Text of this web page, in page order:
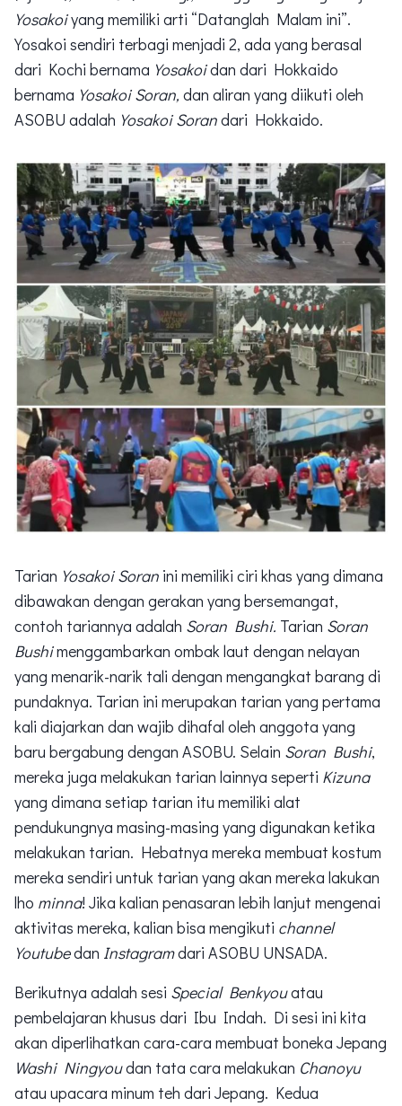
Yosakoiyang memiliki arti “Datanglah Malam ini”.
Yosakoi sendiri terbagi menjadi 2, ada yang berasal
dari Kochi bernama Yosakoidan dari Hokkaido
bernama Yosakoi Soran, dan aliran yang diikuti oleh
ASOBU adalah Yosakoi Sorandari Hokkaido.
Tarian Yosakoi Soran ini memiliki ciri khas yang dimana
dibawakan dengan gerakan yang bersemangat,
contoh tariannya adalah Soran Bushi. Tarian Soran
Bushimenggambarkan ombak laut dengan nelayan
yang menarik-narik tali dengan mengangkat barang di
pundaknya. Tarian ini merupakan tarian yang pertama
kali diajarkan dan wajib dihafal oleh anggota yang
baru bergabung dengan ASOBU. Selain Soran Bushi,
mereka juga melakukan tarian lainnya seperti Kizuna
yang dimana setiap tarian itu memiliki alat
pendukungnya masing-masing yang digunakan ketika
melakukan tarian. Hebatnya mereka membuat kostum
mereka sendiri untuk tarian yang akan mereka lakukan
lho minna! Jika kalian penasaran lebih lanjut mengenai
aktivitas mereka, kalian bisa mengikuti channel
Youtubedan Instagramdari ASOBU UNSADA.
Berikutnya adalah sesi Special Benkyouatau
pembelajaran khusus dari Ibu Indah. Di sesi ini kita
akan diperlihatkan cara-cara membuat boneka Jepang
Washi Ningyoudan tata cara melakukan Chanoyu
atau upacara minum teh dari Jepang. Kedua